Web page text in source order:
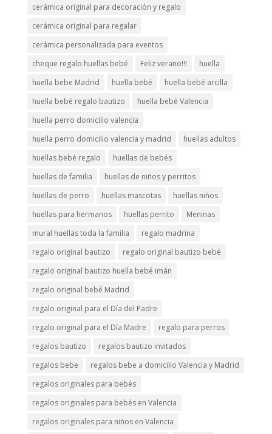
cerámica original para decoración y regalo
cerámica original para regalar
cerámica personalizada para eventos
cheque regalo huellas bebé
Feliz verano!!!
huella
huella bebe Madrid
huella bebé
huella bebé arcilla
huella bebé regalo bautizo
huella bebé Valencia
huella perro domicilio valencia
huella perro domicilio valencia y madrid
huellas adultos
huellas bebé regalo
huellas de bebés
huellas de familia
huellas de niños y perritos
huellas de perro
huellas mascotas
huellas niños
huellas para hermanos
huellas perrito
Meninas
mural huellas toda la familia
regalo madrina
regalo original bautizo
regalo original bautizo bebé
regalo original bautizo huella bebé imán
regalo original bebé Madrid
regalo original para el Día del Padre
regalo original para el Día Madre
regalo para perros
regalos bautizo
regalos bautizo invitados
regalos bebe
regalos bebe a domicilio Valencia y Madrid
regalos originales para bebés
regalos originales para bebés en Valencia
regalos originales para niños en Valencia